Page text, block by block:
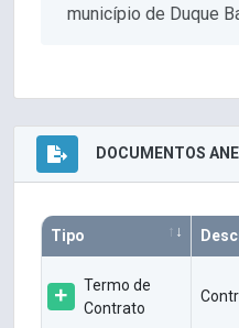
município de Duque
DOCUMENTOS
Tipo
Termo de
Contrato